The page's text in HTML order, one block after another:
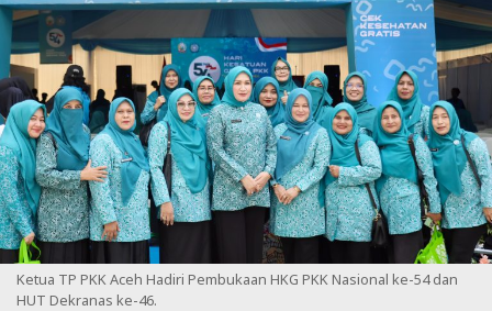
Ketua TP PKK Aceh Hadiri Pembukaan HKG PKK Nasional ke-54 dan
HUT Dekranas ke-46.